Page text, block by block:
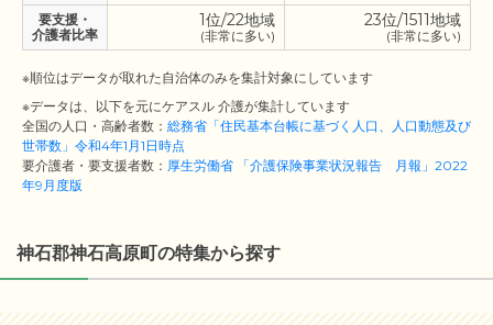
要支援・
介護者比率
1位/22地域
(非常に多い)
23位/1511地域
(非常に多い)
※順位はデータが取れた自治体のみを集計対象にしています
※データは、以下を元にケアスル 介護が集計しています
全国の人口・高齢者数： 総務省「住民基本台帳に基づく人口、人口動態及び
世帯数」令和4年1月1日時点
要介護者・要支援者数： 厚生労働省 「介護保険事業状況報告 月報」2022
年9月度版
神石郡神石高原町の特集から探す